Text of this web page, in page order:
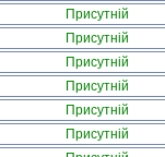
Присутній
Присутній
Присутній
Присутній
Присутній
Присутній